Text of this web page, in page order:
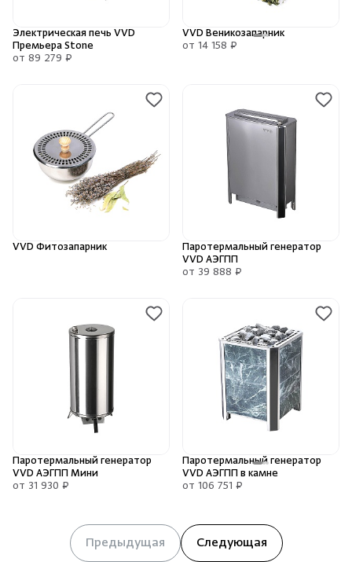
Электрическая печь VVD
Премьера Stone
от 89 279 ₽
VVD Веникозапарник
от 14 158 ₽
VVD Фитозапарник
Паротермальный генератор
VVD АЭГПП
от 39 888 ₽
Паротермальный генератор
VVD АЭГПП Мини
от 31 930 ₽
Паротермальный генератор
VVD АЭГПП в камне
от 106 751 ₽
Предыдущая Следующая